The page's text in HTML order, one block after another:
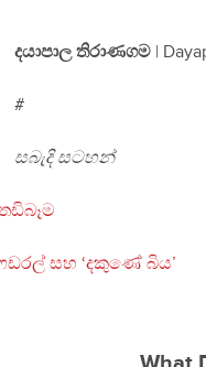
දයාපාල තිරාණගම |
#
සබැදි සටහන්
සහ ‘දකුණේ බිය’